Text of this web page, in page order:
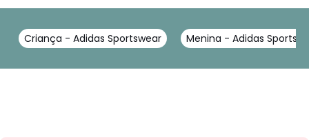
Criança - Adidas Sportswear Menina - Adidas